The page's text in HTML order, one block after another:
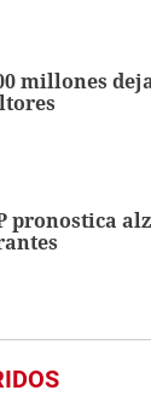
millones
pronostica